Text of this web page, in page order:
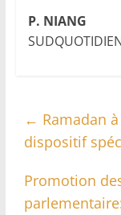
P. NIANG
← Ramadan
dispositif
Promotion